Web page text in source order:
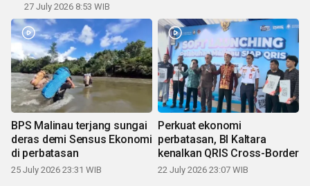
27 July 2026 8:53 WIB
BPS Malinau terjang sungai
deras demi Sensus Ekonomi
di perbatasan
25 July 2026 23:31 WIB
Perkuat ekonomi
perbatasan, BI Kaltara
kenalkan QRIS Cross-Border
22 July 2026 23:07 WIB